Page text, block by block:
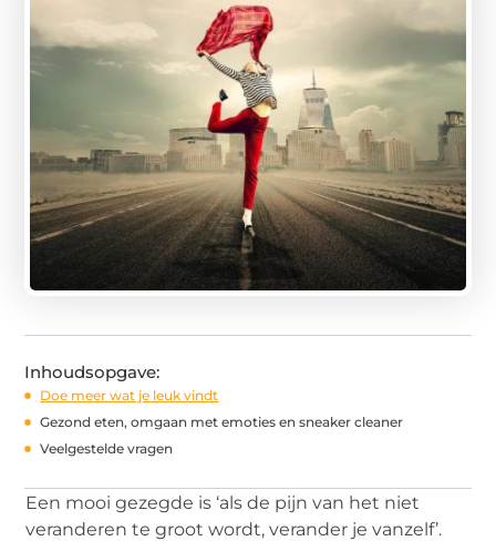
Inhoudsopgave:
Doe meer wat je leuk vindt
Gezond eten, omgaan met emoties en sneaker cleaner
Veelgestelde vragen
Een mooi gezegde is ‘als de pijn van het niet
veranderen te groot wordt, verander je vanzelf’.